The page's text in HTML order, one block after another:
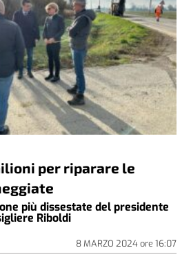
per riparare le
più dissestate del presidente
Riboldi
8 MARZO 2024ore 16:07